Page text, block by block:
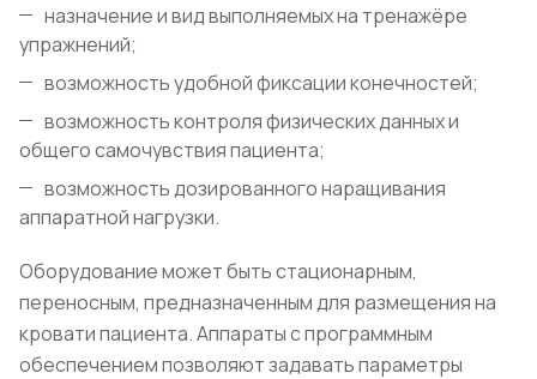
назначение и вид выполняемых на тренажёре
упражнений;
возможность удобной фиксации конечностей;
возможность контроля физических данных и
общего самочувствия пациента;
возможность дозированного наращивания
аппаратной нагрузки.
Оборудование может быть стационарным,
переносным, предназначенным для размещения на
кровати пациента. Аппараты с программным
обеспечением позволяют задавать параметры